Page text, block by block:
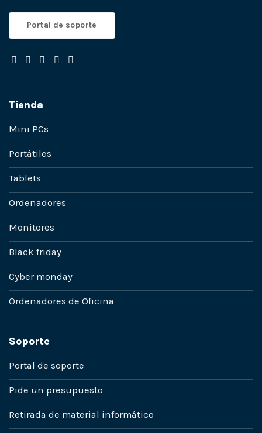
Portal de soporte
Tienda
Mini PCs
Portátiles
Tablets
Ordenadores
Monitores
Black friday
Cyber monday
Ordenadores de Oficina
Soporte
Portal de soporte
Pide un presupuesto
Retirada de material informático